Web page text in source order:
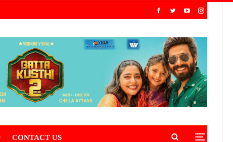
CONTACT US